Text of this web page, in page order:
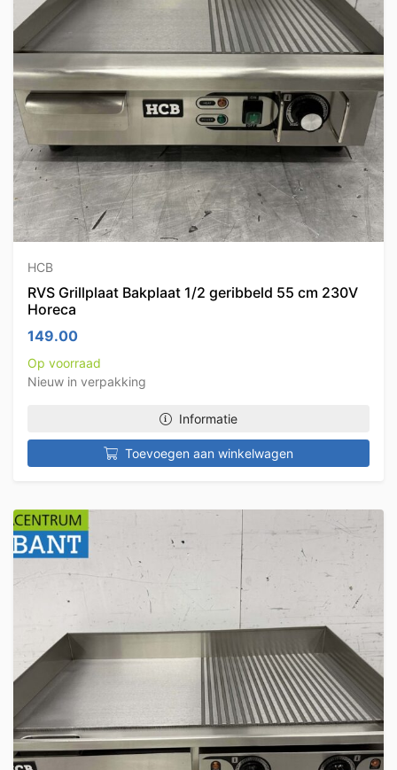
HCB
RVS Grillplaat Bakplaat 1/2 geribbeld 55 cm 230V
Horeca
149.00
Op voorraad
Nieuw in verpakking
Informatie
Toevoegen aan winkelwagen